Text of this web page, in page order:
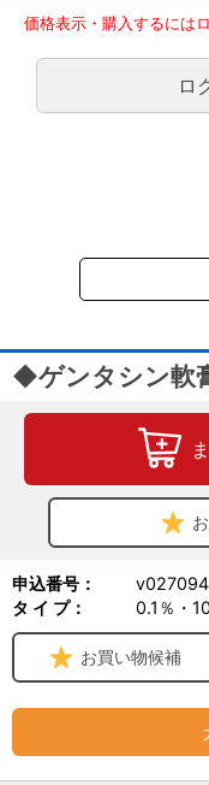
ご了承のほどよろしくお
弊社都合でお届けが２回
のみで新たな送料は発生
大型商品送料が必要な商
負担頂きます。
受けます。
価格表示・購入するには
ロ
◆ゲンタシン軟
申込番号：
v027094
タ イ プ：
0.1％・
お買い物候補